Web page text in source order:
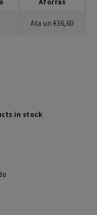
Ata un €36,60
in stock